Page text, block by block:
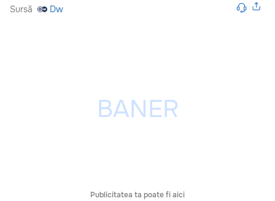
Sursă Dw
Publicitatea ta poate fi aici